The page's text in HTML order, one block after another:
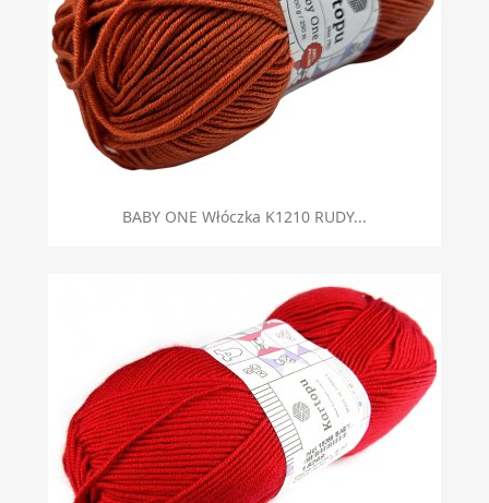
BABY ONE Włóczka K1210 RUDY...